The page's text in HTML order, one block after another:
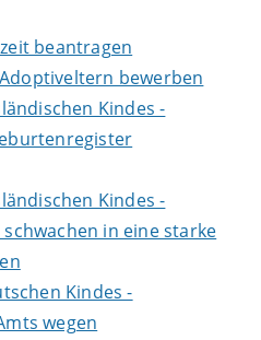
beantragen
bewerben
Kindes -
Kindes -
in eine starke
Kindes -
wegen